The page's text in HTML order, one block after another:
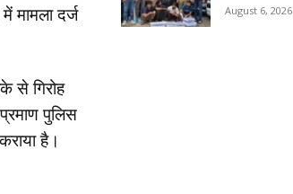
मामला दर्ज
से गिरोह
पुलिस
है।
August 6, 2026